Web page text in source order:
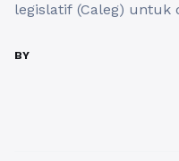
legislatif (Caleg) untuk
dan media sosial,
BY